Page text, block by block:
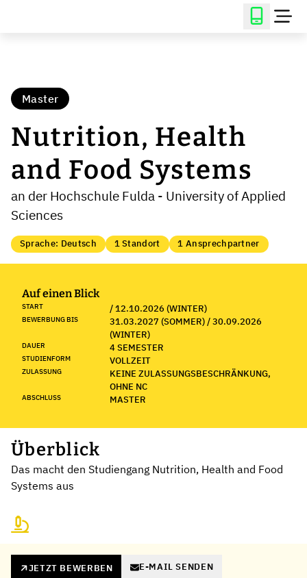
Master
Nutrition, Health
and Food Systems
an der Hochschule Fulda - University of Applied
Sciences
Sprache: Deutsch 1 Standort 1 Ansprechpartner
Auf einen Blick
START / 12.10.2026 (WINTER)
BEWERBUNG BIS
31.03.2027 (SOMMER) / 30.09.2026
(WINTER)
DAUER 4 SEMESTER
STUDIENFORM VOLLZEIT
ZULASSUNG
KEINE ZULASSUNGSBESCHRÄNKUNG,
OHNE NC
ABSCHLUSS MASTER
Überblick
Das macht den Studiengang Nutrition, Health and Food
Systems aus
JETZT BEWERBEN E-MAIL SENDEN